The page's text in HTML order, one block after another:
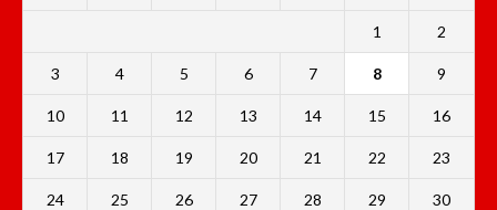
1 2
3 4 5 6 7 8 9
10 11 12 13 14 15 16
17 18 19 20 21 22 23
24 25 26 27 28 29 30